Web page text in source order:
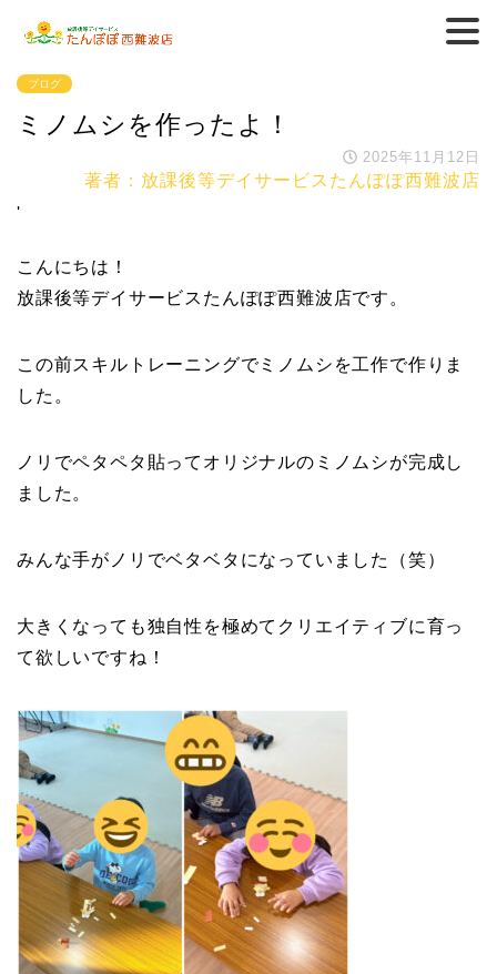
ブログ
ミノムシを作ったよ！
2025年11月12日
著者：放課後等デイサービスたんぽぽ西難波店
'
こんにちは！
放課後等デイサービスたんぽぽ西難波店です。
この前スキルトレーニングでミノムシを工作で作りま
した。
ノリでペタペタ貼ってオリジナルのミノムシが完成し
ました。
みんな手がノリでベタベタになっていました（笑）
大きくなっても独自性を極めてクリエイティブに育っ
て欲しいですね！